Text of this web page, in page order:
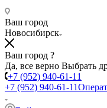
Ваш город
Новосибирск
Ваш город ?
Да, все верно Выбрать
+7 (952) 940-61-11
+7 (952) 940-61-11